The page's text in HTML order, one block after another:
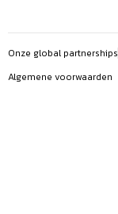
Onze global partnerships
Algemene voorwaarden